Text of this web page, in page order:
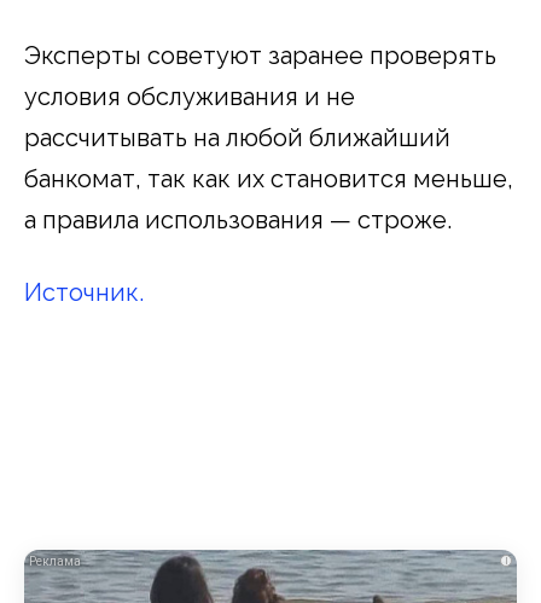
Эксперты советуют заранее проверять
условия обслуживания и не
рассчитывать на любой ближайший
банкомат, так как их становится меньше,
а правила использования — строже.
Источник.
i